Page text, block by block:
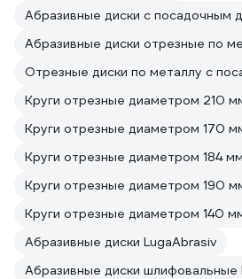
Абразивные диски с посадочным
Абразивные диски отрезные по
Круги отрезные диаметром 210
Круги отрезные диаметром 170
Круги отрезные диаметром 184 мм
Круги отрезные диаметром 190
Круги отрезные диаметром 140
Абразивные диски LugaAbrasiv
Абразивные диски шлифовальные